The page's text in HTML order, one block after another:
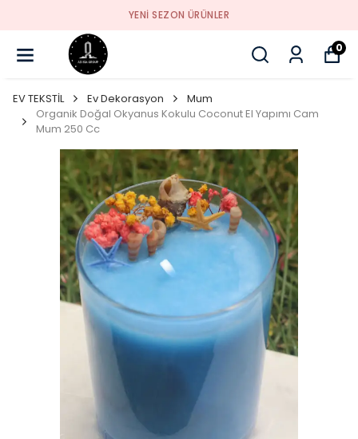
YENI SEZON ÜRÜNLER
0
EV TEKSTİL Ev Dekorasyon
Mum
Organik Doğal Okyanus Kokulu Coconut El Yapımı Cam
Mum 250 Cc